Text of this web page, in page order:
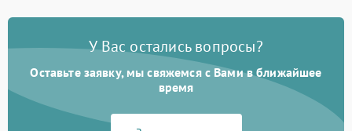
У Вас остались вопросы?
Оставьте заявку, мы свяжемся с Вами в ближайшее
время